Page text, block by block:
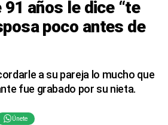
91 años le dice “te
poco antes de
a su pareja lo mucho que
fue grabado por su nieta.
Únete